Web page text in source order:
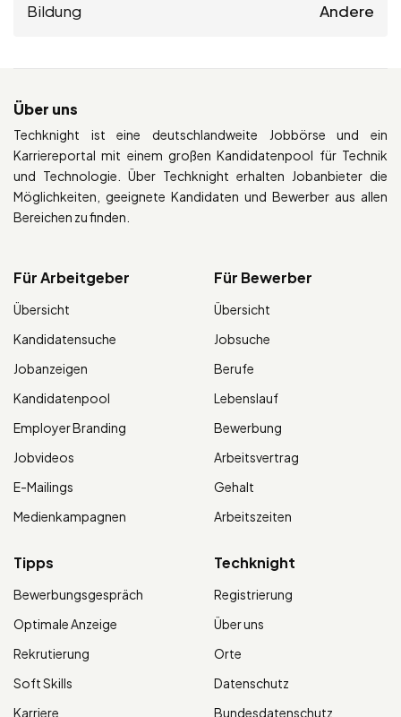
Bildung Andere
Über uns
Techknight ist eine deutschlandweite Jobbörse und ein
Karriereportal mit einem großen Kandidatenpool für Technik
und Technologie. Über Techknight erhalten Jobanbieter die
Möglichkeiten, geeignete Kandidaten und Bewerber aus allen
Bereichen zu finden.
Für Arbeitgeber
Übersicht
Kandidatensuche
Jobanzeigen
Kandidatenpool
Employer Branding
Jobvideos
E-Mailings
Medienkampagnen
Für Bewerber
Übersicht
Jobsuche
Berufe
Lebenslauf
Bewerbung
Arbeitsvertrag
Gehalt
Arbeitszeiten
Tipps
Bewerbungsgespräch
Optimale Anzeige
Rekrutierung
Soft Skills
Karriere
Techknight
Registrierung
Über uns
Orte
Datenschutz
Bundesdatenschutz